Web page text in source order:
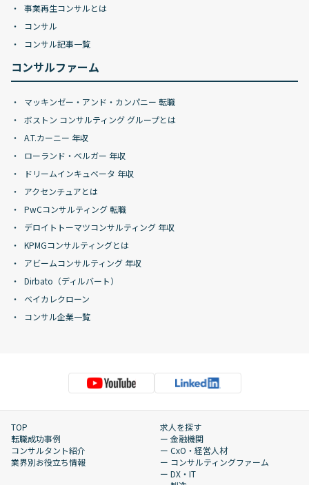
事業再生コンサルとは
コンサル
コンサル記事一覧
コンサルファーム
マッキンゼー・アンド・カンパニー 転職
ボストン コンサルティング グループとは
A.T.カーニー 年収
ローランド・ベルガー 年収
ドリームインキュベータ 年収
アクセンチュアとは
PwCコンサルティング 転職
デロイトトーマツコンサルティング 年収
KPMGコンサルティングとは
アビームコンサルティング 年収
Dirbato（ディルバート）
ベイカレクローン
コンサル企業一覧
TOP
転職成功事例
コンサルタント紹介
業界別お役立ち情報
求人を探す
ー 金融機関
ー CxO・経営人材
ー コンサルティングファーム
ー DX・IT